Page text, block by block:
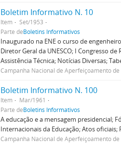
Boletim Informativo N. 10
Item
Set/1953
Parte deBoletins Informativos
Inaugurado na ENE o curso de
Diretor Geral da UNESCO; I Congresso
Assistência Técnica; Notícias Diversas;
Campanha Nacional de Aperfeiçoamento de
Boletim Informativo N. 100
Item
Mar/1961
Parte deBoletins Informativos
A educação e a mensagem presidencial;
Internacionais da Educação; Atos oficiais;
Campanha Nacional de Aperfeiçoamento de